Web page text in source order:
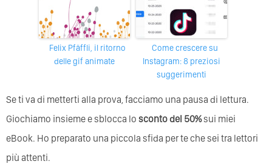
Felix Pfäffli, il ritorno
delle gif animate
Come crescere su
Instagram: 8 preziosi
suggerimenti
Se ti va di metterti alla prova, facciamo una pausa di lettura.
Giochiamo insieme e sblocca lo sconto del 50%sui miei
eBook. Ho preparato una piccola sfida per te che sei tra lettori
più attenti.